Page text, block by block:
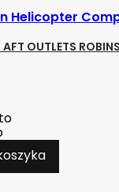
Helicopter
OUTLETS